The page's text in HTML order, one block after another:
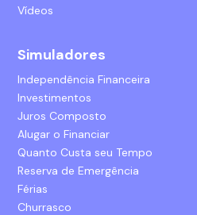
Vídeos
Simuladores
Independência Financeira
Investimentos
Juros Composto
Alugar o Financiar
Quanto Custa seu Tempo
Reserva de Emergência
Férias
Churrasco